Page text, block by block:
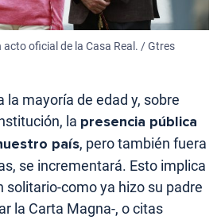
oficial de la Casa Real. / Gtres
la mayoría de edad y, sobre
la presencia pública
país, pero también fuera
se incrementará. Esto implica
solitario-como ya hizo su padre
la Carta Magna-, o citas